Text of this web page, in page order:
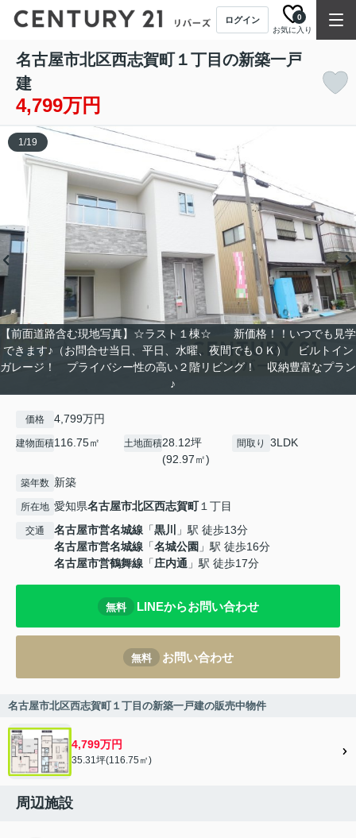
ログイン
お気に入り
0
名古屋市北区西志賀町１丁目の新築一戸
建
4,799万円
【前面道路含む現地写真】☆ラスト１棟☆ 新価格！！いつでも見学
できます♪（お問合せ当日、平日、水曜、夜間でもＯＫ） ビルトイン
ガレージ！ プライバシー性の高い２階リビング！ 収納豊富なプラン
♪
1/19
価格 4,799万円
建物面積116.75㎡ 土地面積28.12坪
(92.97㎡)
間取り 3LDK
築年数 新築
所在地 愛知県名古屋市北区西志賀町１丁目
交通 名古屋市営名城線 「黒川
」駅 徒歩13分
名古屋市営名城線 「名城公園 」駅 徒歩16分
名古屋市営鶴舞線 「庄内通 」駅 徒歩17分
無料 LINEからお問い合わせ
無料 お問い合わせ
名古屋市北区西志賀町１丁目の新築一戸建の販売中物件
4,799万円
35.31坪(116.75㎡)
周辺施設